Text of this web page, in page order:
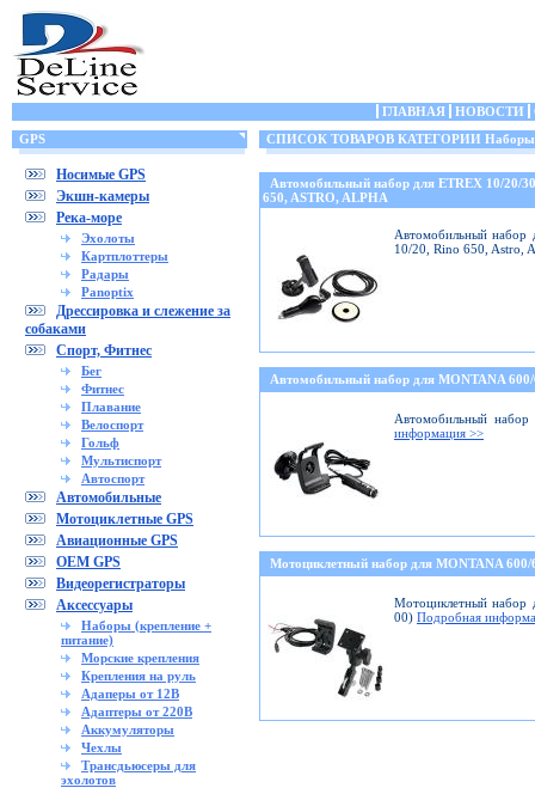
ГЛАВНАЯ НОВОСТИ
GPS
Носимые GPS
Экшн-камеры
Река-море
Эхолоты
Картплоттеры
Радары
Panoptix
Дрессировка и слежение за
собаками
Спорт, Фитнес
Бег
Фитнес
Плавание
Велоспорт
Гольф
Мультиспорт
Автоспорт
Автомобильные
Мотоциклетные GPS
Авиационные GPS
OEM GPS
Видеорегистраторы
Аксессуары
Наборы (крепление +
питание)
Морские крепления
Крепления на руль
Адаперы от 12В
Адаптеры от 220В
Аккумуляторы
Чехлы
Трансдьюсеры для
эхолотов
СПИСОК ТОВАРОВ КАТЕГОРИИ Наборы
Автомобильный набор для ETREX 10/20/
650, ASTRO, ALPHA
Автомобильный набор
10/20, Rino 650, Astro,
Автомобильный набор для MONTANA
Автомобильный
информация >>
Мотоциклетный набор для MONTANA
Мотоциклетный набор
00) Подробная